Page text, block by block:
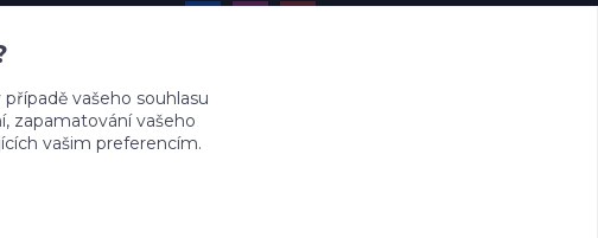
vašeho souhlasu
zapamatování vašeho
vašim preferencím.